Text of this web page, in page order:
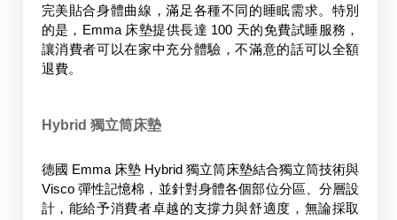
完美貼合身體曲線，滿足各種不同的睡眠需求。特別
的是，Emma 床墊提供長達 100 天的免費試睡服務，
讓消費者可以在家中充分體驗，不滿意的話可以全額
退費。
Hybrid 獨立筒床墊
德國 Emma 床墊 Hybrid 獨立筒床墊結合獨立筒技術與
Visco 彈性記憶棉，並針對身體各個部位分區、分層設
計，能給予消費者卓越的支撐力與舒適度，無論採取